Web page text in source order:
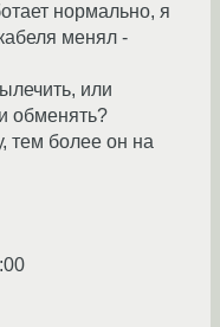
нормально, я
менял -
или
обменять?
тем более он на